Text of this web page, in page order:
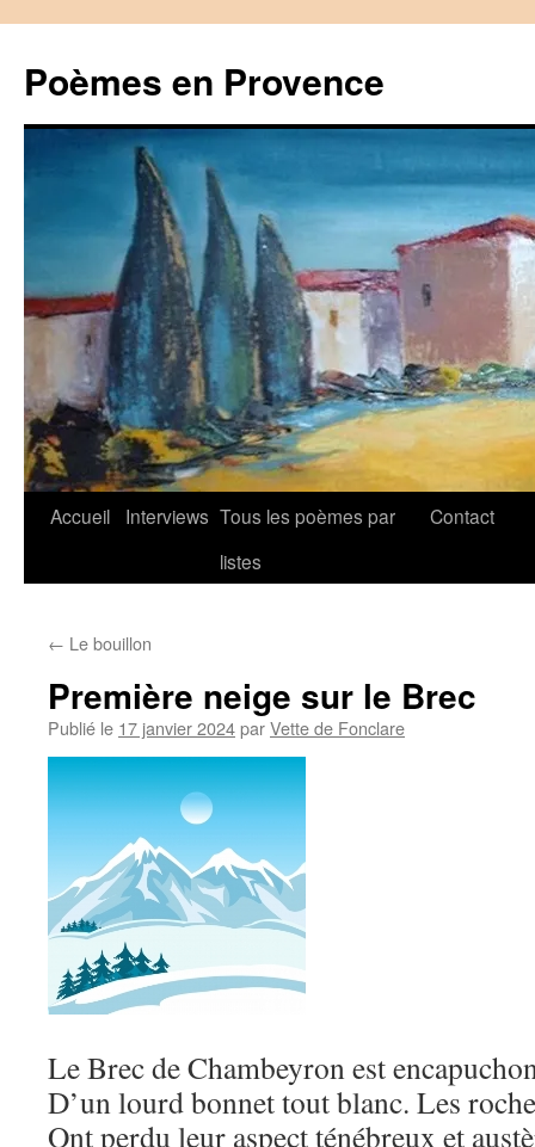
contenu
Poèmes en Provence
Accueil Interviews Tous les poèmes par
listes
Contact
← Le bouillon
Première neige sur le Brec
Publié le 17 janvier 2024parVette de Fonclare
Le Brec de Chambeyron est
D’un lourd bonnet tout blanc. Les
Ont perdu leur aspect ténébreux et